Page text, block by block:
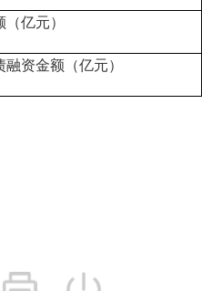
亿元）
资金额（亿元）